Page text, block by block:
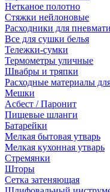
Нетканое полотно
Стяжки нейлоновые
Расходники для
Все для сушки белья
Тележки-сумки
Термометры уличные
Швабры и тряпки
Расходные материалы
Мешки
Асбест / Паронит
Пищевые шланги
Батарейки
Мелкая бытовая утварь
Мелкая кухонная утварь
Стремянки
Шторы
Сетка затеняющая